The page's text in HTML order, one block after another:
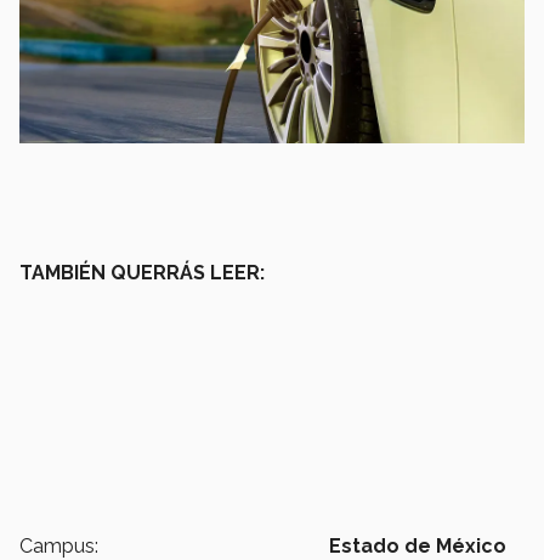
TAMBIÉN QUERRÁS LEER:
Campus: Estado de México